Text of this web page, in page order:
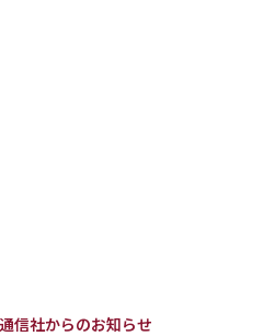
信社からのお知らせ